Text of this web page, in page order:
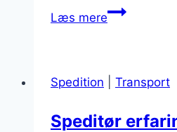
Læs mereSpeditør
logistiske
Spedition Transport
Speditør